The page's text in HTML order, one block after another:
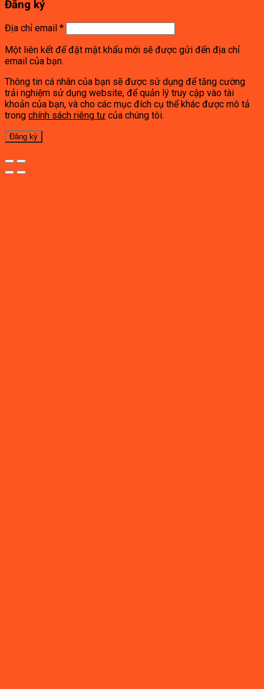
Đăng ký
Địa chỉ email *
Một liên kết để đặt mật khẩu mới sẽ được gửi đến địa chỉ
email của bạn.
Thông tin cá nhân của bạn sẽ được sử dụng để tăng cường
trải nghiệm sử dụng website, để quản lý truy cập vào tài
khoản của bạn, và cho các mục đích cụ thể khác được mô tả
trong chính sách riêng tư của chúng tôi.
Đăng ký